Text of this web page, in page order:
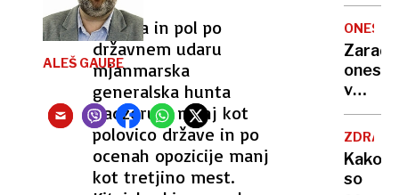
Tri leta in pol po
državnem udaru
mjanmarska
generalska hunta
nadzoruje manj kot
polovico države in po
ocenah opozicije manj
kot tretjino mest.
ALEŠ GAUBE
da je
to v
moji
sploh
Zaradi
v
delu
voda
Kako
so